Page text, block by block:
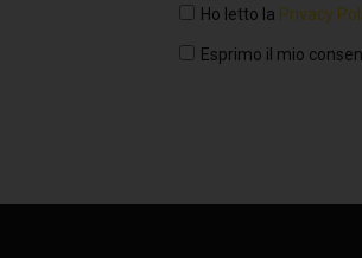
Ho letto la Privacy
Esprimo il mio